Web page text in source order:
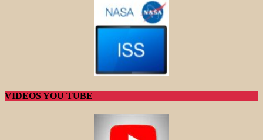
VIDEOS YOU TUBE